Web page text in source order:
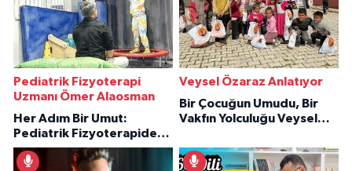
Pediatrik Fizyoterapi
Uzmanı Ömer Alaosman
Her Adım Bir Umut:
Pediatrik Fizyoterapiden
İlham Veren Hikâyeler
Veysel Özaraz Anlatıyor
Bir Çocuğun Umudu, Bir
Vakfın Yolculuğu Veysel